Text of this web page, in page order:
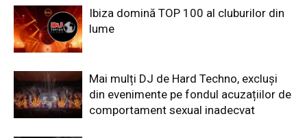
Ibiza domină TOP 100 al cluburilor din
lume
Mai mulți DJ de Hard Techno, excluși
din evenimente pe fondul acuzațiilor de
comportament sexual inadecvat